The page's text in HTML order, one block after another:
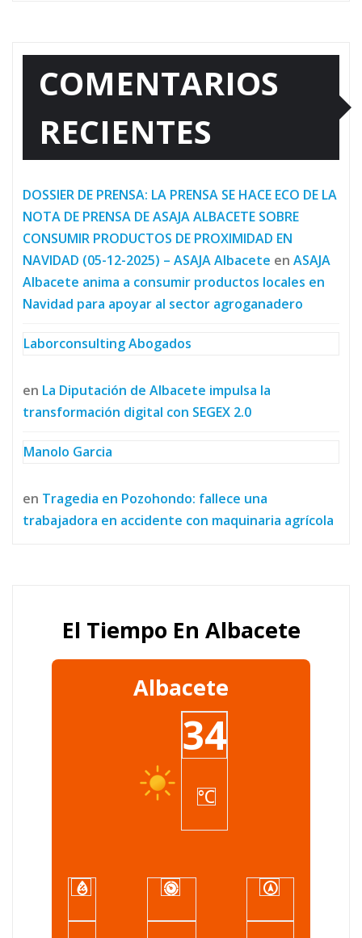
COMENTARIOS
RECIENTES
DOSSIER DE PRENSA: LA PRENSA SE HACE ECO DE LA
NOTA DE PRENSA DE ASAJA ALBACETE SOBRE
CONSUMIR PRODUCTOS DE PROXIMIDAD EN
NAVIDAD (05-12-2025) – ASAJA Albacete en ASAJA
Albacete anima a consumir productos locales en
Navidad para apoyar al sector agroganadero
Laborconsulting Abogados
en La Diputación de Albacete impulsa la
transformación digital con SEGEX 2.0
Manolo Garcia
en Tragedia en Pozohondo: fallece una
trabajadora en accidente con maquinaria agrícola
El Tiempo En Albacete
Albacete
34
°C